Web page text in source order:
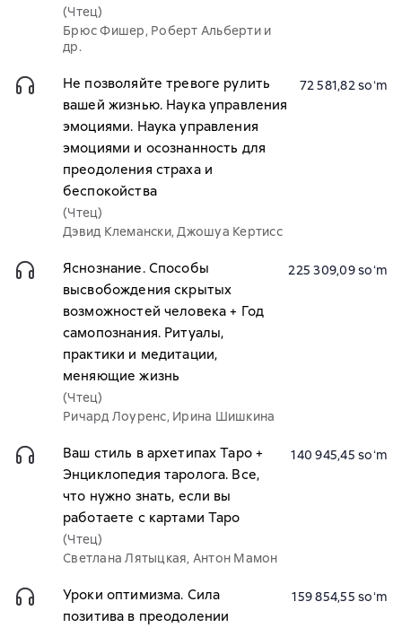
(Чтец)
Брюс Фишер, Роберт Альберти и
др.
Не позволяйте тревоге рулить
вашей жизнью. Наука управления
эмоциями. Наука управления
эмоциями и осознанность для
преодоления страха и
беспокойства
(Чтец)
Дэвид Клемански, Джошуа Кертисс
72 581,82 soʻm
Яснознание. Способы
высвобождения скрытых
возможностей человека + Год
самопознания. Ритуалы,
практики и медитации,
меняющие жизнь
(Чтец)
Ричард Лоуренс, Ирина Шишкина
225 309,09 soʻm
Ваш стиль в архетипах Таро +
Энциклопедия таролога. Все,
что нужно знать, если вы
работаете с картами Таро
(Чтец)
Светлана Лятыцкая, Антон Мамон
140 945,45 soʻm
Уроки оптимизма. Сила
позитива в преодолении
159 854,55 soʻm